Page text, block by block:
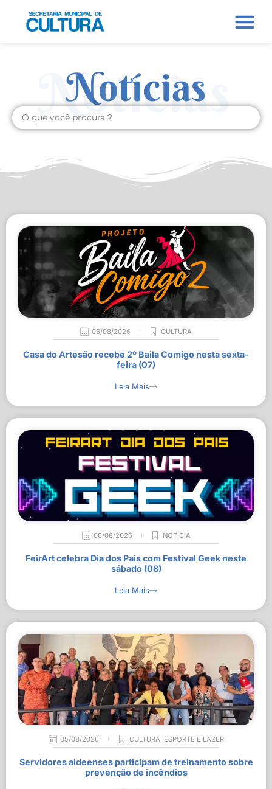
Notícias
Notícias
06/08/2026 CULTURA
Casa do Artesão recebe 2º Baila Comigo nesta sexta-
feira (07)
Leia Mais
06/08/2026 NOTÍCIA
FeirArt celebra Dia dos Pais com Festival Geek neste
sábado (08)
Leia Mais
05/08/2026 CULTURA, ESPORTE E LAZER
Servidores aldeenses participam de treinamento sobre
prevenção de incêndios